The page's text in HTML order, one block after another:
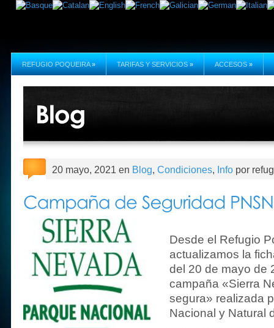
REFUGIO POQUEIRA » TARIFAS Y SERVICIOS » ACCESOS »
20 mayo, 2021 en Blog, Condiciones, Info por
Desde el Refugio
actualizamos la
del 20 de mayo de
campaña «Sierra
segura» realizada
Nacional y Natural